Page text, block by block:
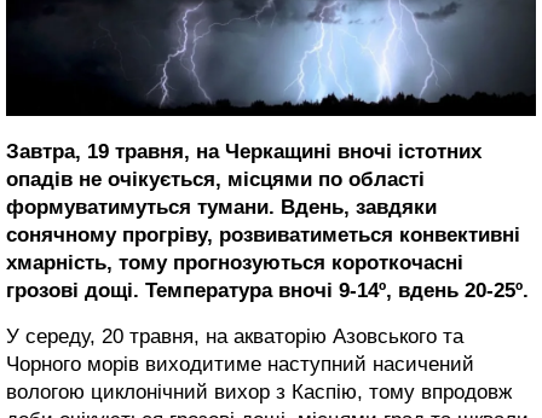
Завтра, 19 травня, на Черкащині вночі істотних
опадів не очікується, місцями по області
формуватимуться тумани. Вдень, завдяки
сонячному прогріву, розвиватиметься конвективні
хмарність, тому прогнозуються короткочасні
грозові дощі. Температура вночі 9-14º, вдень 20-25º.
У середу, 20 травня, на акваторію Азовського та
Чорного морів виходитиме наступний насичений
вологою циклонічний вихор з Каспію, тому впродовж